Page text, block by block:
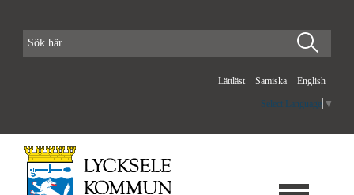
Lättläst Samiska English
Select Language ▼